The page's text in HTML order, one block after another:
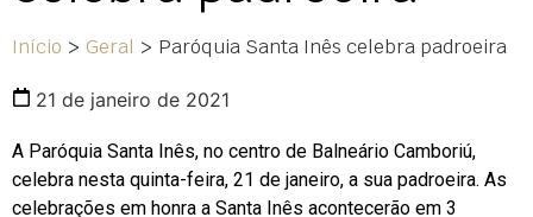
Início > Geral > Paróquia Santa Inês celebra padroeira
21 de janeiro de 2021
A Paróquia Santa Inês, no centro de Balneário Camboriú,
celebra nesta quinta-feira, 21 de janeiro, a sua padroeira. As
celebrações em honra a Santa Inês acontecerão em 3